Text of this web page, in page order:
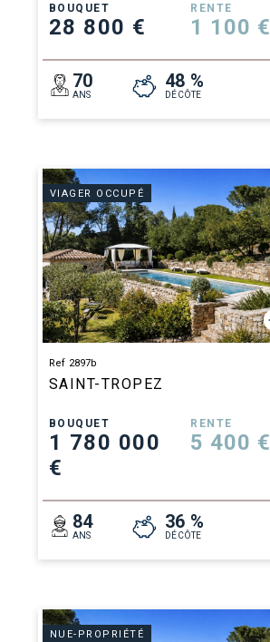
BOUQUET
28 800 €
RENTE
1 100 €
70
ANS
48 %
DÉCÔTE
VIAGER OCCUPÉ
Ref 2897b
SAINT-TROPEZ
BOUQUET
1 780 000
€
RENTE
5 400 €
84
ANS
36 %
DÉCÔTE
NUE-PROPRIÉTÉ